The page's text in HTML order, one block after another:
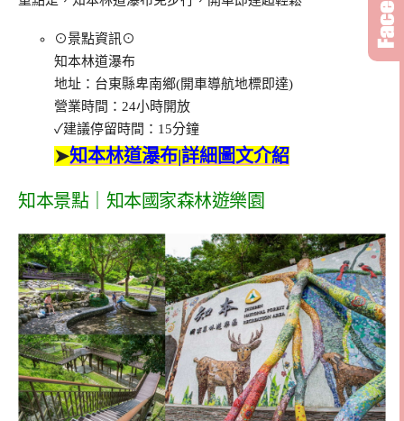
⊙景點資訊⊙
知本林道瀑布
地址：台東縣卑南鄉(開車導航地標即達)
營業時間：24小時開放
✓建議停留時間：15分鐘
➤知本林道瀑布|詳細圖文介紹
知本景點｜知本國家森林遊樂園